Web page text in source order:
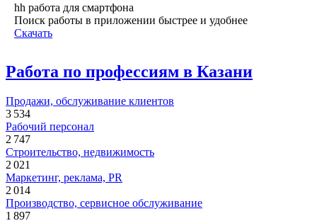
hh работа для смартфона
Поиск работы в приложении быстрее и удобнее
Скачать
Работа по профессиям в Казани
Продажи, обслуживание клиентов
3 534
Рабочий персонал
2 747
Строительство, недвижимость
2 021
Маркетинг, реклама, PR
2 014
Производство, сервисное обслуживание
1 897